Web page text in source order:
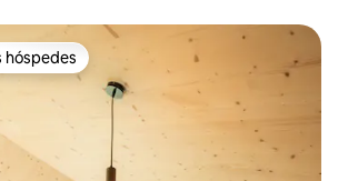
preferidos dos hóspedes
hóspedes